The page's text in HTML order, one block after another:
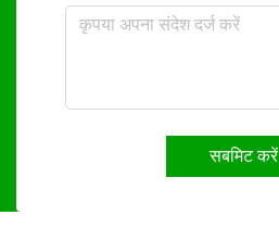
सबमिट करें